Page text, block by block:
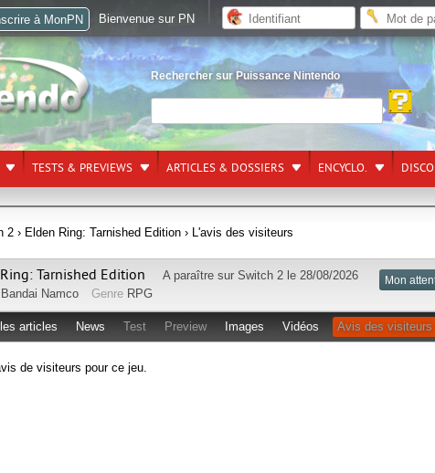
Rechercher sur Puissance Nintendo
TESTS & PREVIEWS ARTICLES & DOSSIERS ENCYCLO.
2 › Elden Ring: Tarnished Edition › L'avis des visiteurs
Mon
Tarnished Edition A paraître sur Switch 2 le 28/08/2026
Bandai Namco Genre RPG
articles News Test Preview Images Vidéos Avis des visiteurs
de visiteurs pour ce jeu.
à MonPN Bienvenue sur PN